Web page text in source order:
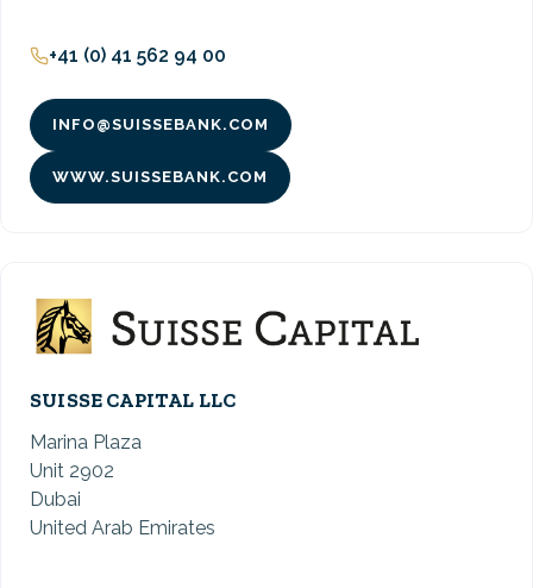
+41 (0) 41 562 94 00
INFO@SUISSEBANK.COM
WWW.SUISSEBANK.COM
SUISSE CAPITAL LLC
Marina Plaza
Unit 2902
Dubai
United Arab Emirates